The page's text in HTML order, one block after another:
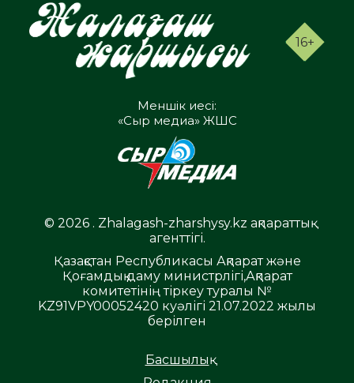
16+
Меншік иесі:
«Сыр медиа» ЖШС
© 2026 . Zhalagash-zharshysy.kz ақпараттық
агенттігі.
Қазақстан Республикасы Ақпарат және
Қоғамдық даму министрлігі,Ақпарат
комитетінің тіркеу туралы №
KZ91VPY00052420 куәлігі 21.07.2022 жылы
берілген
Басшылық